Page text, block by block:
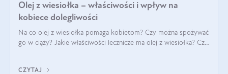
Olej z wiesiołka – właściwości i wpływ na
kobiece dolegliwości
Na co olej z wiesiołka pomaga kobietom? Czy można spożywać
go w ciąży? Jakie właściwości lecznicze ma olej z wiesiołka? Czy
CZYTAJ